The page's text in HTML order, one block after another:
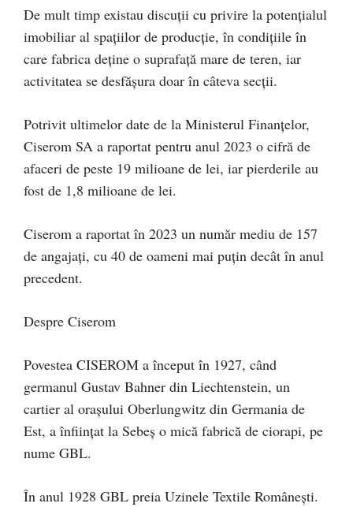
De mult timp existau discuții cu privire la potențialul
imobiliar al spațiilor de producție, în condițiile în
care fabrica deține o suprafață mare de teren, iar
activitatea se desfășura doar în câteva secții.
Potrivit ultimelor date de la Ministerul Finanțelor,
Ciserom SA a raportat pentru anul 2023 o cifră de
afaceri de peste 19 milioane de lei, iar pierderile au
fost de 1,8 milioane de lei.
Ciserom a raportat în 2023 un număr mediu de 157
de angajați, cu 40 de oameni mai puţin decât în anul
precedent.
Despre Ciserom
Povestea CISEROM a început în 1927, când
germanul Gustav Bahner din Liechtenstein, un
cartier al orașului Oberlungwitz din Germania de
Est, a înființat la Sebeș o mică fabrică de ciorapi, pe
nume GBL.
În anul 1928 GBL preia Uzinele Textile Românești.